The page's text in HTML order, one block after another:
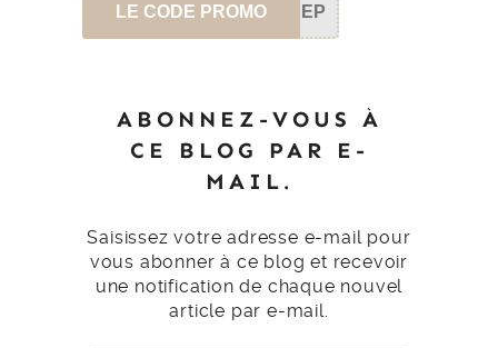
LE CODE PROMO SEP
ABONNEZ-VOUS À
CE BLOG PAR E-
MAIL.
Saisissez votre adresse e-mail pour
vous abonner à ce blog et recevoir
une notification de chaque nouvel
article par e-mail.